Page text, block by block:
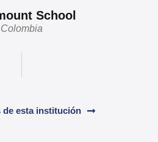
School
Colombia
de esta institución